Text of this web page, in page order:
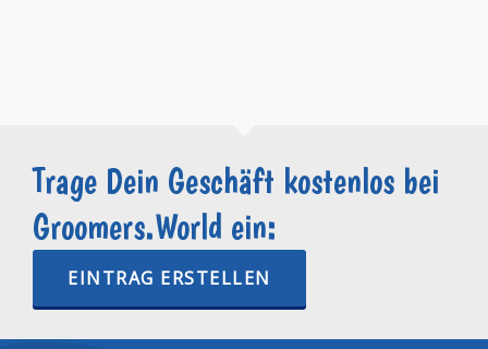
Trage Dein Geschäft kostenlos bei
Groomers.World ein:
EINTRAG ERSTELLEN